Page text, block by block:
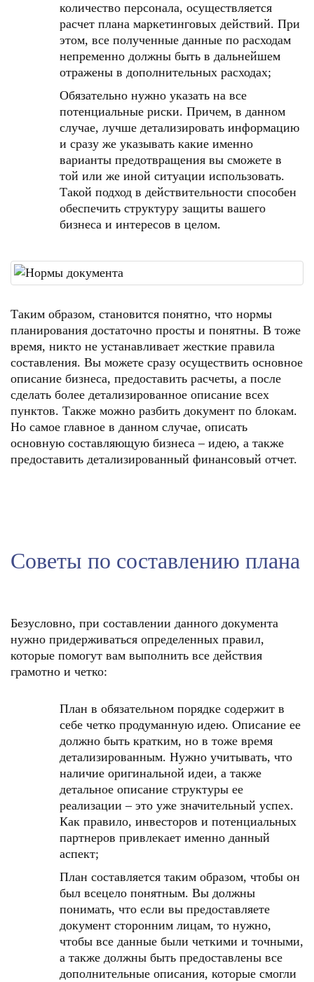
количество персонала, осуществляется
расчет плана маркетинговых действий. При
этом, все полученные данные по расходам
непременно должны быть в дальнейшем
отражены в дополнительных расходах;
Обязательно нужно указать на все
потенциальные риски. Причем, в данном
случае, лучше детализировать информацию
и сразу же указывать какие именно
варианты предотвращения вы сможете в
той или же иной ситуации использовать.
Такой подход в действительности способен
обеспечить структуру защиты вашего
бизнеса и интересов в целом.
Таким образом, становится понятно, что нормы
планирования достаточно просты и понятны. В тоже
время, никто не устанавливает жесткие правила
составления. Вы можете сразу осуществить основное
описание бизнеса, предоставить расчеты, а после
сделать более детализированное описание всех
пунктов. Также можно разбить документ по блокам.
Но самое главное в данном случае, описать
основную составляющую бизнеса – идею, а также
предоставить детализированный финансовый отчет.
Советы по составлению плана
Безусловно, при составлении данного документа
нужно придерживаться определенных правил,
которые помогут вам выполнить все действия
грамотно и четко:
План в обязательном порядке содержит в
себе четко продуманную идею. Описание ее
должно быть кратким, но в тоже время
детализированным. Нужно учитывать, что
наличие оригинальной идеи, а также
детальное описание структуры ее
реализации – это уже значительный успех.
Как правило, инвесторов и потенциальных
партнеров привлекает именно данный
аспект;
План составляется таким образом, чтобы он
был всецело понятным. Вы должны
понимать, что если вы предоставляете
документ сторонним лицам, то нужно,
чтобы все данные были четкими и точными,
а также должны быть предоставлены все
дополнительные описания, которые смогли